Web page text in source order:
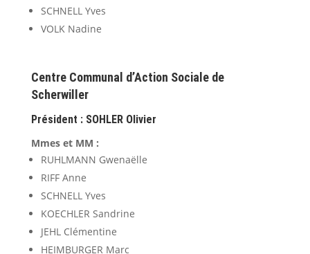
SCHNELL Yves
VOLK Nadine
Centre Communal d’Action Sociale de
Scherwiller
Président : SOHLER Olivier
Mmes et MM :
RUHLMANN Gwenaëlle
RIFF Anne
SCHNELL Yves
KOECHLER Sandrine
JEHL Clémentine
HEIMBURGER Marc